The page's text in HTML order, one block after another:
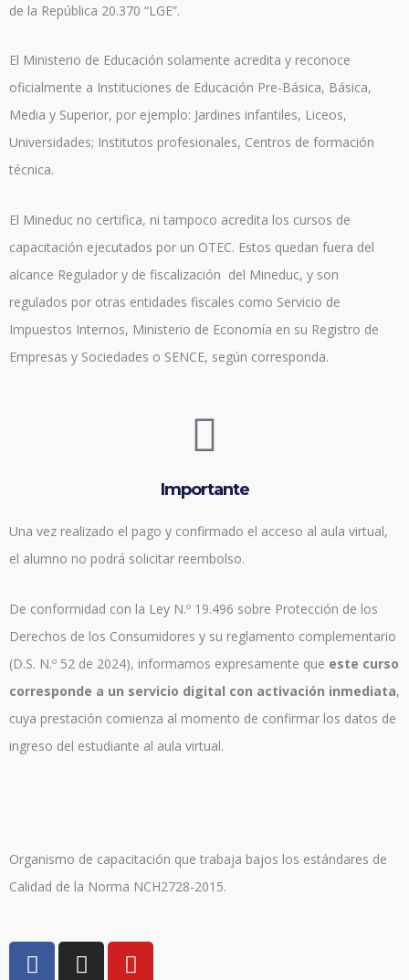
de la República 20.370 “LGE”.
El Ministerio de Educación solamente acredita y reconoce
oficialmente a Instituciones de Educación Pre-Básica, Básica,
Media y Superior, por ejemplo: Jardines infantiles, Liceos,
Universidades; Institutos profesionales, Centros de formación
técnica.
El Mineduc no certifica, ni tampoco acredita los cursos de
capacitación ejecutados por un OTEC. Estos quedan fuera del
alcance Regulador y de fiscalización del Mineduc, y son
regulados por otras entidades fiscales como Servicio de
Impuestos Internos, Ministerio de Economía en su Registro de
Empresas y Sociedades o SENCE, según corresponda.
Importante
Una vez realizado el pago y confirmado el acceso al aula virtual,
el alumno no podrá solicitar reembolso.
De conformidad con la Ley N.º 19.496 sobre Protección de los
Derechos de los Consumidores y su reglamento complementario
(D.S. N.º 52 de 2024), informamos expresamente que este curso
corresponde a un servicio digital con activación inmediata,
cuya prestación comienza al momento de confirmar los datos de
ingreso del estudiante al aula virtual.
Organismo de capacitación que trabaja bajos los estándares de
Calidad de la Norma NCH2728-2015.
F I Y